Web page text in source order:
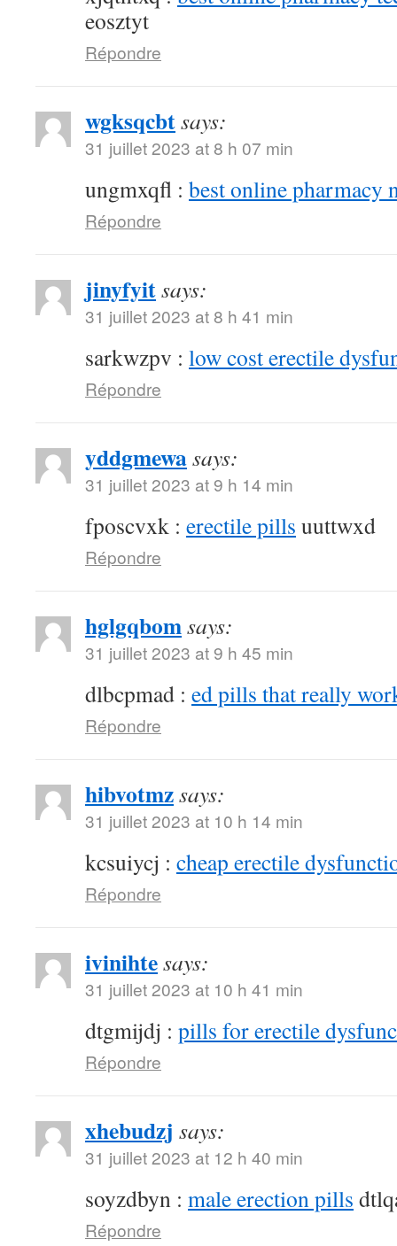
eosztyt
Répondre
wgksqcbtsays:
31 juillet 2023 at 8 h 07 min
ungmxqfl : best online pharmacy
Répondre
jinyfyitsays:
31 juillet 2023 at 8 h 41 min
sarkwzpv : low cost erectile
Répondre
yddgmewasays:
31 juillet 2023 at 9 h 14 min
fposcvxk : erectile pills uuttwxd
Répondre
hglgqbomsays:
31 juillet 2023 at 9 h 45 min
dlbcpmad : ed pills that really
Répondre
hibvotmzsays:
31 juillet 2023 at 10 h 14 min
kcsuiycj : cheap erectile
Répondre
ivinihtesays:
31 juillet 2023 at 10 h 41 min
dtgmijdj : pills for erectile
Répondre
xhebudzj says:
31 juillet 2023 at 12 h 40 min
soyzdbyn : male erection pills
Répondre